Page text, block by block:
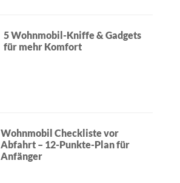
5 Wohnmobil-Kniffe & Gadgets
für mehr Komfort
Wohnmobil Checkliste vor
Abfahrt – 12-Punkte-Plan für
Anfänger